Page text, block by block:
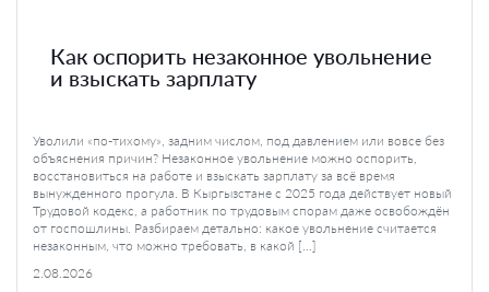
Как оспорить незаконное увольнение
и взыскать зарплату
Уволили «по-тихому», задним числом, под давлением или вовсе без
объяснения причин? Незаконное увольнение можно оспорить,
восстановиться на работе и взыскать зарплату за всё время
вынужденного прогула. В Кыргызстане с 2025 года действует новый
Трудовой кодекс, а работник по трудовым спорам даже освобождён
от госпошлины. Разбираем детально: какое увольнение считается
незаконным, что можно требовать, в какой […]
2.08.2026